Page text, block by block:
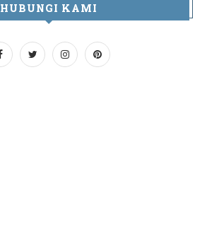
HUBUNGI KAMI